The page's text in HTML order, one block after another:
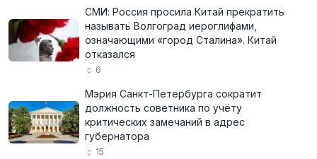
СМИ: Россия просила Китай прекратить
называть Волгоград иероглифами,
означающими «город Сталина». Китай
отказался
6
Мэрия Санкт-Петербурга сократит
должность советника по учёту
критических замечаний в адрес
губернатора
15